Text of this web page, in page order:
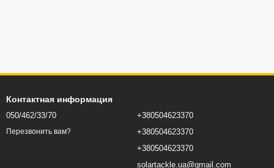
Контактная информация
050/462/33/70
Перезвонить вам?
+380504623370
+380504623370
+380504623370
solartackle.ua@gmail.com